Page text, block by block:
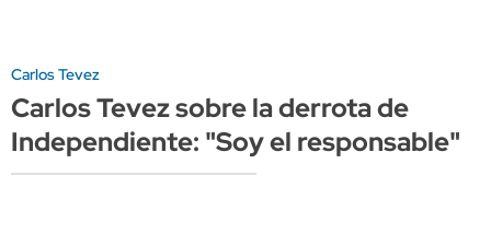
Carlos Tevez
Carlos Tevez sobre la derrota de
Independiente: "Soy el responsable"